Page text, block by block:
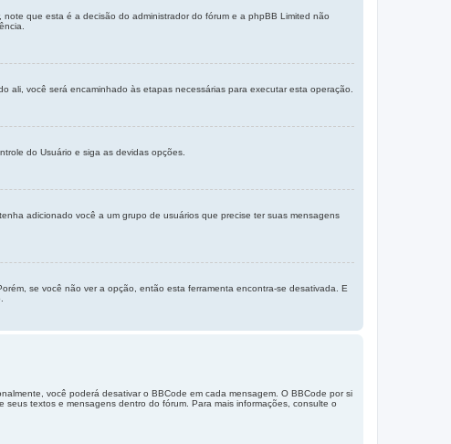
que esta é a decisão do administrador do fórum e a phpBB Limited não
você será encaminhado às etapas necessárias para executar esta operação.
do Usuário e siga as devidas opções.
adicionado você a um grupo de usuários que precise ter suas mensagens
se você não ver a opção, então esta ferramenta encontra-se desativada. E
você poderá desativar o BBCode em cada mensagem. O BBCode por si
textos e mensagens dentro do fórum. Para mais informações, consulte o